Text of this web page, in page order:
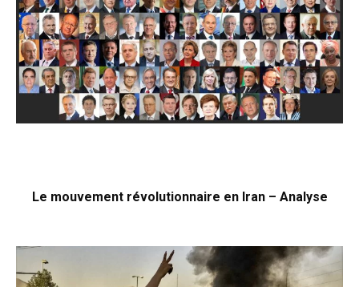
Le mouvement révolutionnaire en Iran – Analyse